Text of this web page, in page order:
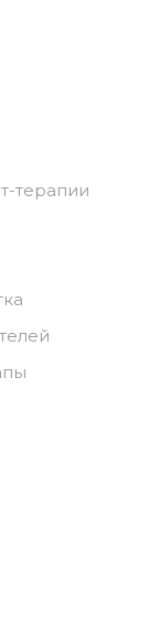
терапии